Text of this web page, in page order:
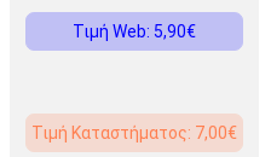
Τιμή Web: 5,90€
Τιμή Καταστήματος: 7,00€